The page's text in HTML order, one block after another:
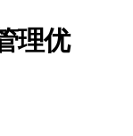
理优